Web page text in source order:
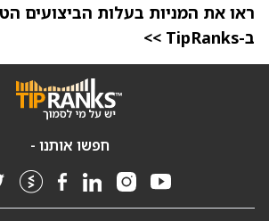
ראו את המניות בעלות הביצועים
ב-TipRanks >>
חפשו אותנו -